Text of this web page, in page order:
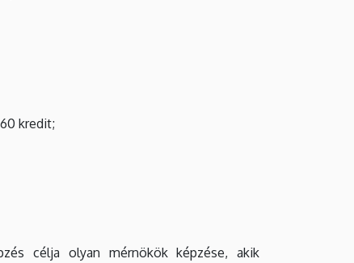
kredit;
célja olyan mérnökök képzése, akik